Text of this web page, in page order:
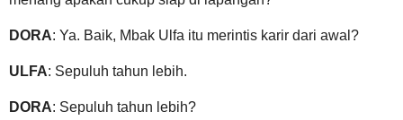
DORA: Ya. Baik, Mbak Ulfa itu merintis karir dari awal?
ULFA: Sepuluh tahun lebih.
DORA: Sepuluh tahun lebih?